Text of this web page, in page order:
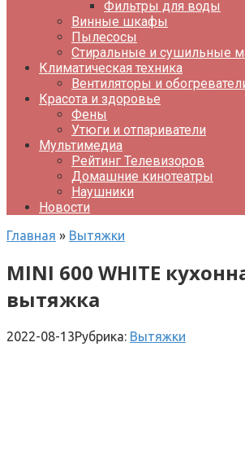
Фильтры для воды
Винные шкафы
Пылесосы
Стиральные и сушильные
Климатическая техника
Вентиляторы и
Красота и здоровье
Фены
Утюги и отпариватели
Мультимедиа
Рейтинг Телевизоров
Домашние кинотеатры
Наушники
Новости
Главная » Вытяжки
MINI 600 WHITE
вытяжка
2022-08-13Рубрика: Вытяжки